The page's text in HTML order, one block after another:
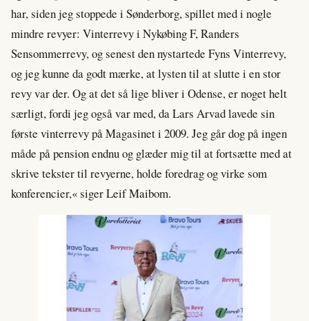
har, siden jeg stoppede i Sønderborg, spillet med i nogle
mindre revyer: Vinterrevy i Nykøbing F, Randers
Sensommerrevy, og senest den nystartede Fyns Vinterrevy,
og jeg kunne da godt mærke, at lysten til at slutte i en stor
revy var der. Og at det så lige bliver i Odense, er noget helt
særligt, fordi jeg også var med, da Lars Arvad lavede sin
første vinterrevy på Magasinet i 2009. Jeg går dog på ingen
måde på pension endnu og glæder mig til at fortsætte med at
skrive tekster til revyerne, holde foredrag og virke som
konferencier,« siger Leif Maibom.